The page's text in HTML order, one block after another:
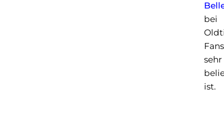
bei
Fans
sehr
ist.